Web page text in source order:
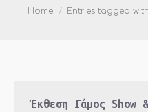
You are here:
Home Entries tagged
Έκθεση Γάμος Show